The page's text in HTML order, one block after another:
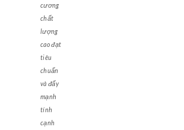
cương
chất
lượng
cao đạt
tiêu
chuẩn
và đẩy
mạnh
tính
cạnh